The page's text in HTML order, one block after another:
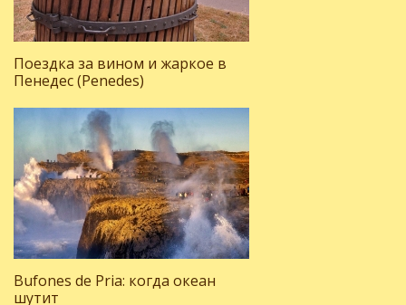
Поездка за вином и жаркое в
Пенедес (Penedes)
Bufones de Pria: когда океан
шутит